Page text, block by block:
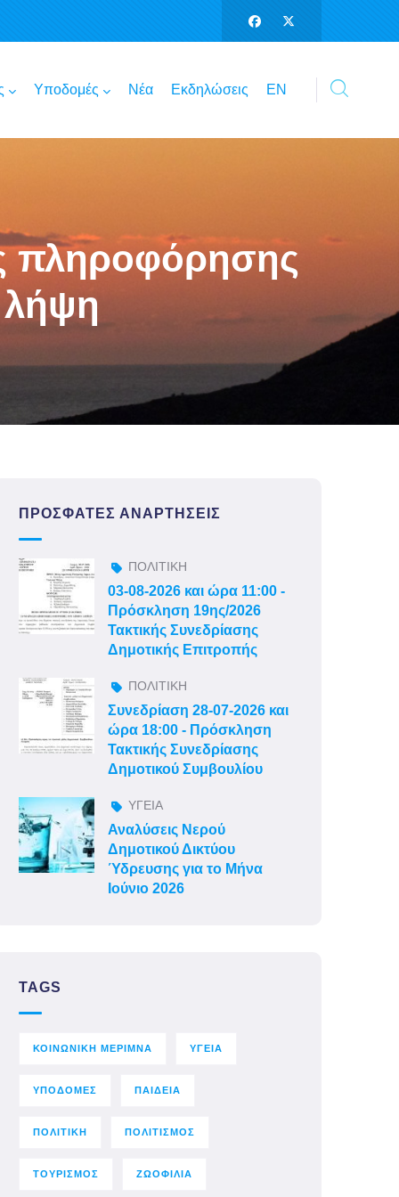
Υποδομές Νέα Εκδηλώσεις ΕΝ
πληροφόρησης
ΠΡΌΣΦΑΤΕΣ ΑΝΑΡΤΉΣΕΙΣ
ΠΟΛΙΤΙΚΗ
03-08-2026 και ώρα 11:00 -
Πρόσκληση 19ης/2026
Τακτικής Συνεδρίασης
Δημοτικής Επιτροπής
ΠΟΛΙΤΙΚΗ
Συνεδρίαση 28-07-2026 και
ώρα 18:00 - Πρόσκληση
Τακτικής Συνεδρίασης
Δημοτικού Συμβουλίου
ΥΓΕΙΑ
Αναλύσεις Νερού
Δημοτικού Δικτύου
Ύδρευσης για το Μήνα
Ιούνιο 2026
TAGS
ΚΟΙΝΩΝΙΚΗ ΜΕΡΙΜΝΑ ΥΓΕΙΑ
ΥΠΟΔΟΜΕΣ ΠΑΙΔΕΙΑ
ΠΟΛΙΤΙΚΗ ΠΟΛΙΤΙΣΜΟΣ
ΤΟΥΡΙΣΜΟΣ ΖΩΟΦΙΛΙΑ